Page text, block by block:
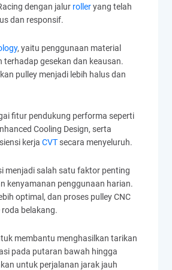
dengan jalurrolleryang telah
dan responsif.
, yaitu penggunaan material
gesekan dan keausan.
pulley menjadi lebih halus dan
fitur pendukung performa seperti
Cooling Design, serta
kerja CVTsecara menyeluruh.
menjadi salah satu faktor penting
kenyamanan penggunaan harian.
optimal, dan proses pulley CNC
belakang.
membantu menghasilkan tarikan
pada putaran bawah hingga
untuk perjalanan jarak jauh